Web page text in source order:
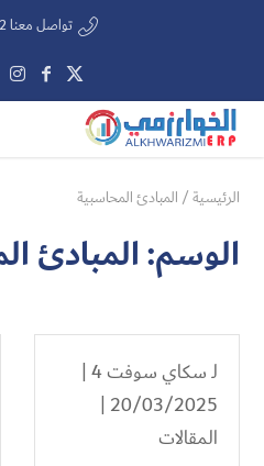
تواصل معنا 920002762
الرئيسية/ المبادئ المحاسبية
الوسم:المبادئ
لـسكاي سوفت 4
|
20/03/2025 |
المقالات